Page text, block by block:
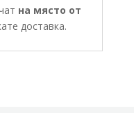
на място от
доставка.